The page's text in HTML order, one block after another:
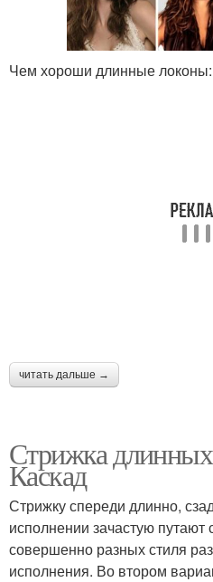
Чем хороши длинные локоны:
читать дальше →
Стрижка длинных
Каскад
Стрижку спереди длинно,
исполнении зачастую путают
совершенно разных стиля
исполнения. Во втором